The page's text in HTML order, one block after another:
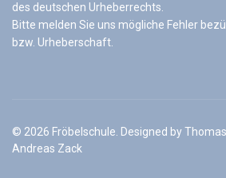
des deutschen Urheberrechts.
Bitte melden Sie uns mögliche Fehler
bzw. Urheberschaft.
© 2026 Fröbelschule. Designed by
Andreas Zack